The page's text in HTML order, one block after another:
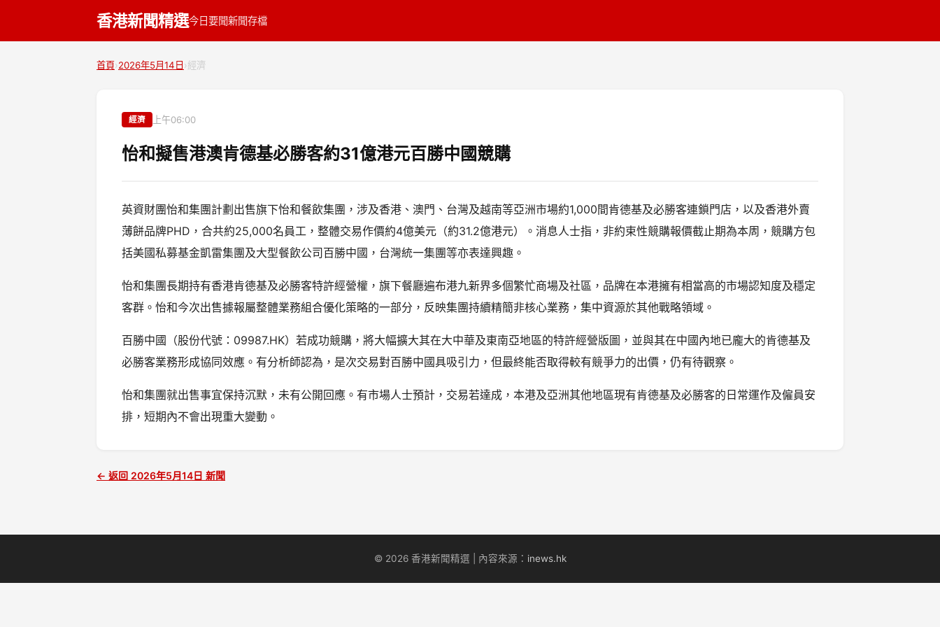
香港新聞精選今日要聞新聞存檔
首頁›2026年5月14日 ›經濟
經濟 上午06:00
怡和擬售港澳肯德基必勝客約31億港元百勝中國競購
英資財團怡和集團計劃出售旗下怡和餐飲集團，涉及香港、澳門、台灣及越南等亞洲市場約1,000間肯德基及必勝客連鎖門店，以及香港外賣
薄餅品牌PHD，合共約25,000名員工，整體交易作價約4億美元（約31.2億港元）。消息人士指，非約束性競購報價截止期為本周，競購方包
括美國私募基金凱雷集團及大型餐飲公司百勝中國，台灣統一集團等亦表達興趣。
怡和集團長期持有香港肯德基及必勝客特許經營權，旗下餐廳遍布港九新界多個繁忙商場及社區，品牌在本港擁有相當高的市場認知度及穩定
客群。怡和今次出售據報屬整體業務組合優化策略的一部分，反映集團持續精簡非核心業務，集中資源於其他戰略領域。
百勝中國（股份代號：09987.HK）若成功競購，將大幅擴大其在大中華及東南亞地區的特許經營版圖，並與其在中國內地已龐大的肯德基及
必勝客業務形成協同效應。有分析師認為，是次交易對百勝中國具吸引力，但最終能否取得較有競爭力的出價，仍有待觀察。
怡和集團就出售事宜保持沉默，未有公開回應。有市場人士預計，交易若達成，本港及亞洲其他地區現有肯德基及必勝客的日常運作及僱員安
排，短期內不會出現重大變動。
← 返回 2026年5月14日 新聞
© 2026 香港新聞精選 | 內容來源： inews.hk